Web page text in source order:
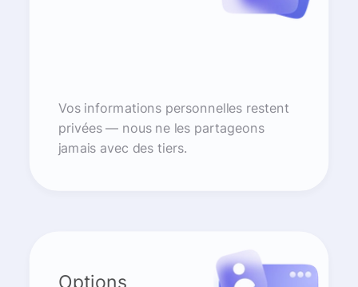
Vos informations personnelles restent
privées — nous ne les partageons
jamais avec des tiers.
Options